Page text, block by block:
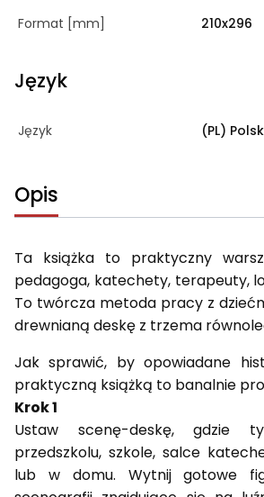
Format [mm]
210x296
Język
Język (PL)
Opis
Ta książka to praktyczny
pedagoga, katechety, terapeuty,
To twórcza metoda pracy z
drewnianą deskę z trzema
Jak sprawić, by opowiadane
praktyczną książką to banalnie
Krok 1
Ustaw scenę-deskę, gdzie
przedszkolu, szkole, salce
lub w domu. Wytnij gotowe